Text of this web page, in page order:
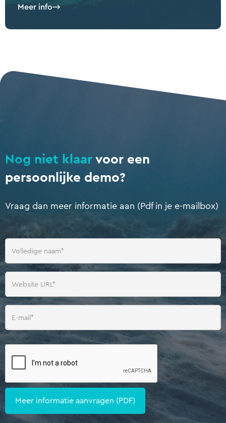
Meer info
Nog niet klaarvoor een
persoonlijke demo?
Vraag dan meer informatie aan (Pdf in je e-mailbox)